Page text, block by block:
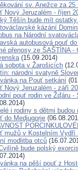
sv. Anežce za 25
Nový Jeruzalém - říjen
Těšín bude mít
kázání
na Národní
autobusová pouť
přenosy ze ŠAŠTÍNA -
(15.09.2014)
sobota v Žarošicích
národní svatyně
na Pouť setkání
Nový Jeruzalém - září
pouť rodin ve Žďáru
i rodiny s dětmi
do Medjugorje
mužů v Kostelním Vydří
modlitba otců
bude polský
na pěší pouť z